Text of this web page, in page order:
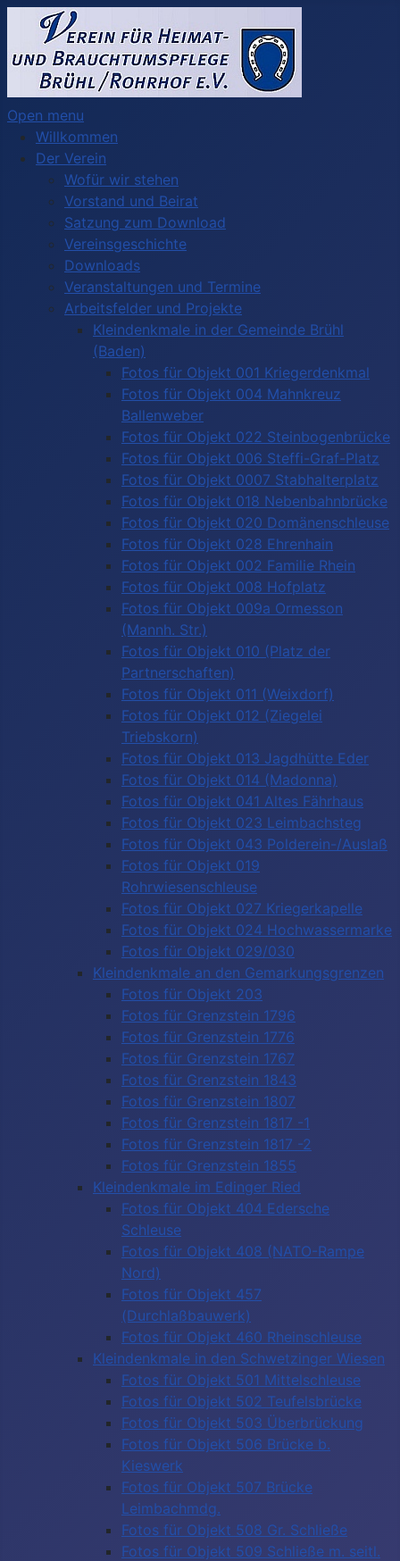
Open menu
Willkommen
Der Verein
Wofür wir stehen
Vorstand und Beirat
Satzung zum Download
Vereinsgeschichte
Downloads
Veranstaltungen und Termine
Arbeitsfelder und Projekte
Kleindenkmale in der Gemeinde Brühl
(Baden)
Fotos für Objekt 001 Kriegerdenkmal
Fotos für Objekt 004 Mahnkreuz
Ballenweber
Fotos für Objekt 022 Steinbogenbrücke
Fotos für Objekt 006 Steffi-Graf-Platz
Fotos für Objekt 0007 Stabhalterplatz
Fotos für Objekt 018 Nebenbahnbrücke
Fotos für Objekt 020 Domänenschleuse
Fotos für Objekt 028 Ehrenhain
Fotos für Objekt 002 Familie Rhein
Fotos für Objekt 008 Hofplatz
Fotos für Objekt 009a Ormesson
(Mannh. Str.)
Fotos für Objekt 010 (Platz der
Partnerschaften)
Fotos für Objekt 011 (Weixdorf)
Fotos für Objekt 012 (Ziegelei
Triebskorn)
Fotos für Objekt 013 Jagdhütte Eder
Fotos für Objekt 014 (Madonna)
Fotos für Objekt 041 Altes Fährhaus
Fotos für Objekt 023 Leimbachsteg
Fotos für Objekt 043 Polderein-/Auslaß
Fotos für Objekt 019
Rohrwiesenschleuse
Fotos für Objekt 027 Kriegerkapelle
Fotos für Objekt 024 Hochwassermarke
Fotos für Objekt 029/030
Kleindenkmale an den Gemarkungsgrenzen
Fotos für Objekt 203
Fotos für Grenzstein 1796
Fotos für Grenzstein 1776
Fotos für Grenzstein 1767
Fotos für Grenzstein 1843
Fotos für Grenzstein 1807
Fotos für Grenzstein 1817 -1
Fotos für Grenzstein 1817 -2
Fotos für Grenzstein 1855
Kleindenkmale im Edinger Ried
Fotos für Objekt 404 Edersche
Schleuse
Fotos für Objekt 408 (NATO-Rampe
Nord)
Fotos für Objekt 457
(Durchlaßbauwerk)
Fotos für Objekt 460 Rheinschleuse
Kleindenkmale in den Schwetzinger Wiesen
Fotos für Objekt 501 Mittelschleuse
Fotos für Objekt 502 Teufelsbrücke
Fotos für Objekt 503 Überbrückung
Fotos für Objekt 506 Brücke b.
Kieswerk
Fotos für Objekt 507 Brücke
Leimbachmdg.
Fotos für Objekt 508 Gr. Schließe
Fotos für Objekt 509 Schließe m. seitl.